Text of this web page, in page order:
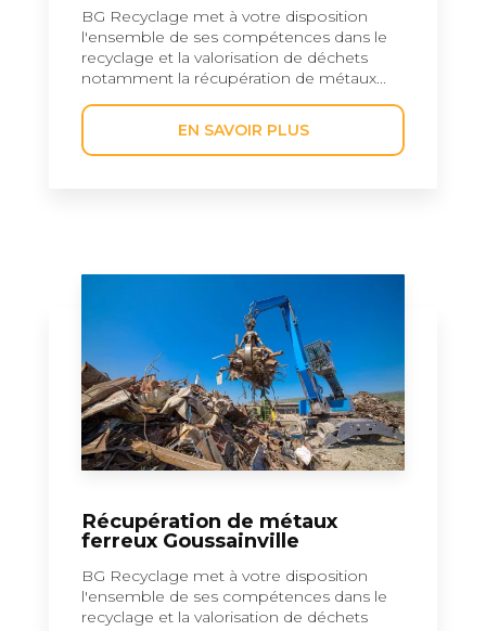
BG Recyclage met à votre disposition
l'ensemble de ses compétences dans le
recyclage et la valorisation de déchets
notamment la récupération de métaux...
EN SAVOIR PLUS
Récupération de métaux
ferreux Goussainville
BG Recyclage met à votre disposition
l'ensemble de ses compétences dans le
recyclage et la valorisation de déchets